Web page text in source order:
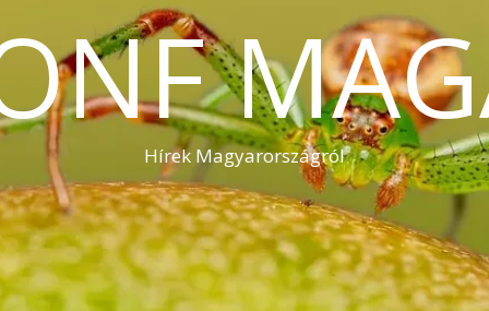
Hírek Magyarországról